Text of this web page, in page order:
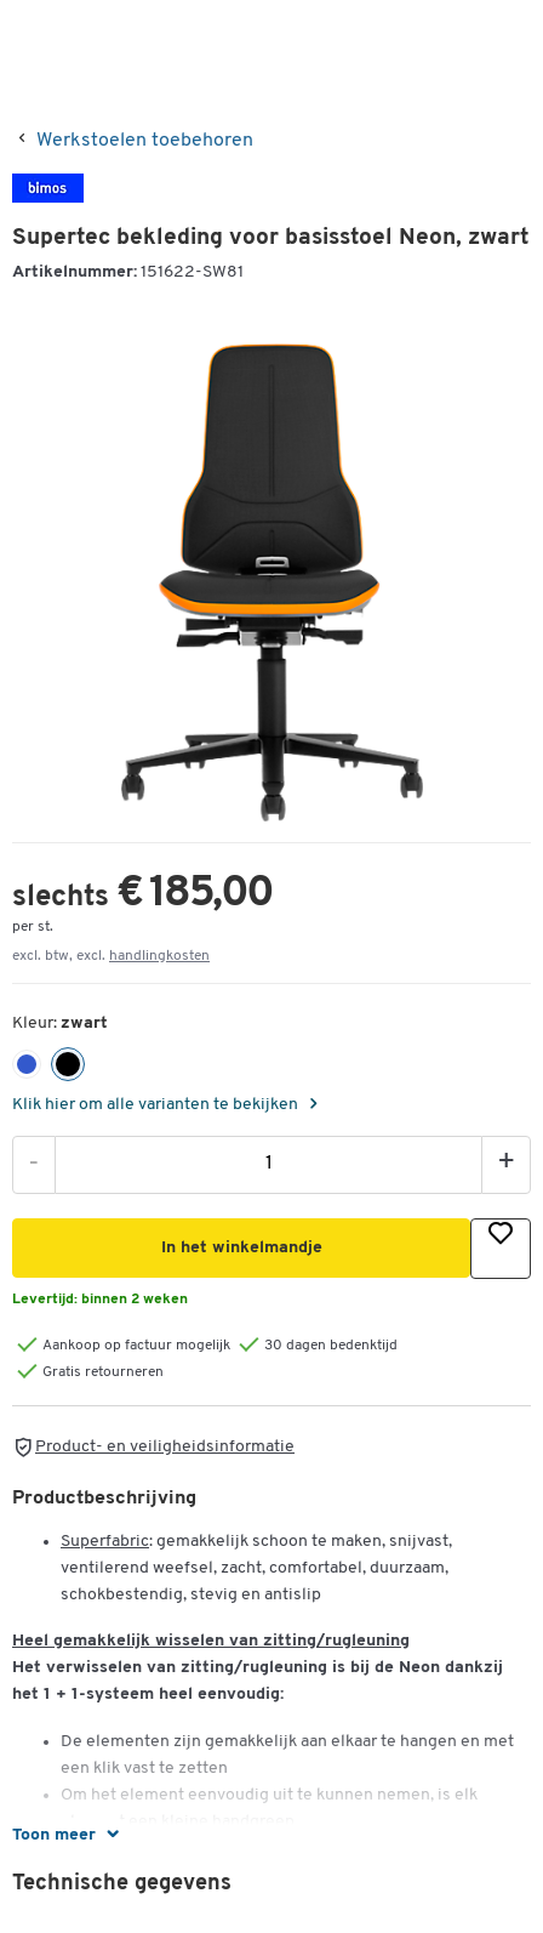
Werkstoelen toebehoren
Supertec bekleding voor basisstoel Neon, zwart
Artikelnummer: 151622-SW81
slechts € 185,00
per st.
excl. btw, excl. handlingkosten
Kleur: zwart
Klik hier om alle varianten te bekijken
- +
In het winkelmandje
Levertijd: binnen 2 weken
Aankoop op factuur mogelijk
30 dagen bedenktijd
Gratis retourneren
Product- en veiligheidsinformatie
Toon meer
Productbeschrijving
Superfabric: gemakkelijk schoon te maken, snijvast,
ventilerend weefsel, zacht, comfortabel, duurzaam,
schokbestendig, stevig en antislip
Heel gemakkelijk wisselen van zitting/rugleuning
Het verwisselen van zitting/rugleuning is bij de Neon dankzij
het 1 + 1-systeem heel eenvoudig:
De elementen zijn gemakkelijk aan elkaar te hangen en met
een klik vast te zetten
Om het element eenvoudig uit te kunnen nemen, is elk
Technische gegevens